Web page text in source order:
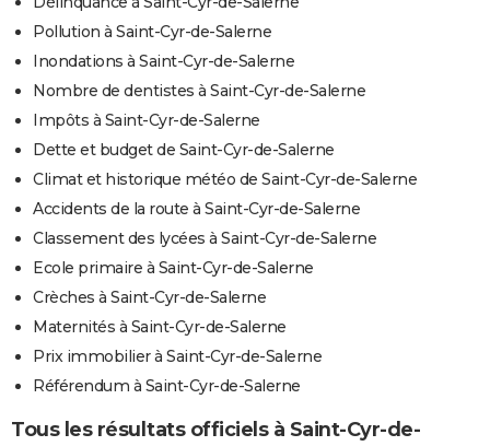
Pollution à Saint-Cyr-de-Salerne
Inondations à Saint-Cyr-de-Salerne
Nombre de dentistes à Saint-Cyr-de-Salerne
Impôts à Saint-Cyr-de-Salerne
Dette et budget de Saint-Cyr-de-Salerne
Climat et historique météo de Saint-Cyr-de-Salerne
Accidents de la route à Saint-Cyr-de-Salerne
Classement des lycées à Saint-Cyr-de-Salerne
Ecole primaire à Saint-Cyr-de-Salerne
Crèches à Saint-Cyr-de-Salerne
Maternités à Saint-Cyr-de-Salerne
Prix immobilier à Saint-Cyr-de-Salerne
Référendum à Saint-Cyr-de-Salerne
Tous les résultats officiels à Saint-Cyr-de-